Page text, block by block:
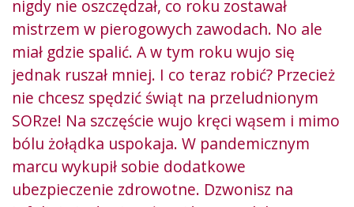
nigdy nie oszczędzał, co roku zostawał
mistrzem w pierogowych zawodach. No ale
miał gdzie spalić. A w tym roku wujo się
jednak ruszał mniej. I co teraz robić? Przecież
nie chcesz spędzić świąt na przeludnionym
SORze! Na szczęście wujo kręci wąsem i mimo
bólu żołądka uspokaja. W pandemicznym
marcu wykupił sobie dodatkowe
ubezpieczenie zdrowotne. Dzwonisz na